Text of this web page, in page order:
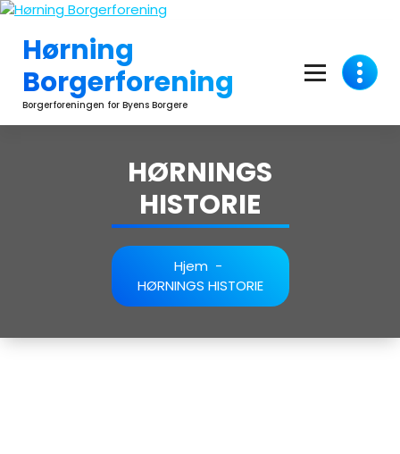
Videre
indholdHørning
Borgerforening
Borgerforeningen for Byens Borgere
HØRNINGS
HISTORIE
Hjem -
HØRNINGS HISTORIE